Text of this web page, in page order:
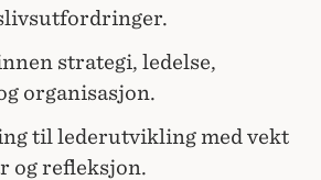
strategi, ledelse,
organisasjon.
til lederutvikling med vekt
og refleksjon.